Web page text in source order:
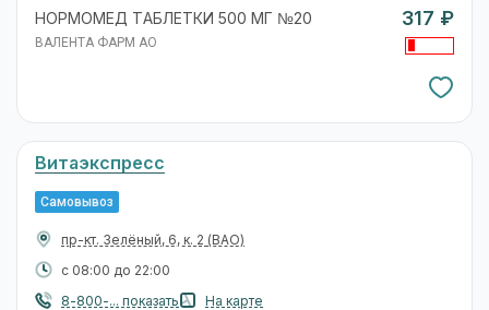
НОРМОМЕД ТАБЛЕТКИ 500 МГ №20
ВАЛЕНТА ФАРМ АО
317 ₽
Витаэкспресс
Самовывоз
пр-кт. Зелёный, 6, к. 2 (ВАО)
с 08:00 до 22:00
8-800-... показать
На карте